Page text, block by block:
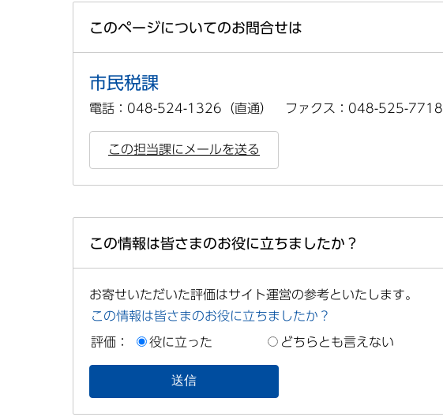
このページについてのお問合せは
市民税課
電話：048-524-1326（直通） ファクス：048-525-7718
この担当課にメールを送る
この情報は皆さまのお役に立ちましたか？
お寄せいただいた評価はサイト運営の参考といたします。
この情報は皆さまのお役に立ちましたか？
評価： 役に立った どちらとも言えない